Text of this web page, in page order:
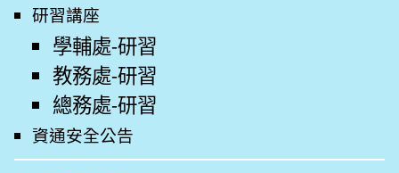
研習講座
學輔處-研習
教務處-研習
總務處-研習
資通安全公告